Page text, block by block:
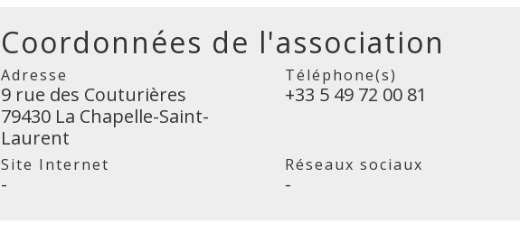
Coordonnées de l'association
Adresse
9 rue des Couturières
79430 La Chapelle-Saint-
Laurent
Téléphone(s)
+33 5 49 72 00 81
Site Internet
-
Réseaux sociaux
-